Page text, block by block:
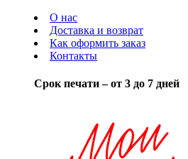
О нас
Доставка и возврат
Как оформить заказ
Контакты
Срок печати – от 3 до 7 дней